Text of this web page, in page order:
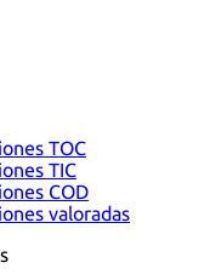
TOC
TIC
COD
valoradas